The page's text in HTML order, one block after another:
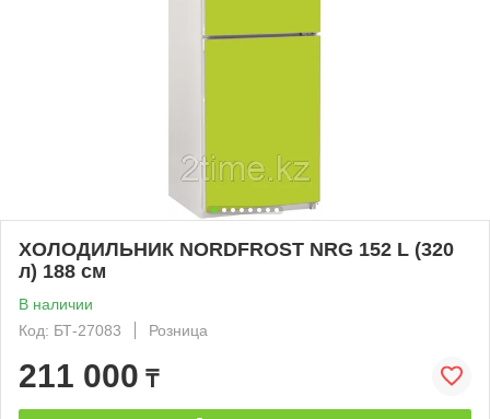
ХОЛОДИЛЬНИК NORDFROST NRG 152 L (320
л) 188 см
В наличии
Код: БТ-27083
Розница
211 000 ₸